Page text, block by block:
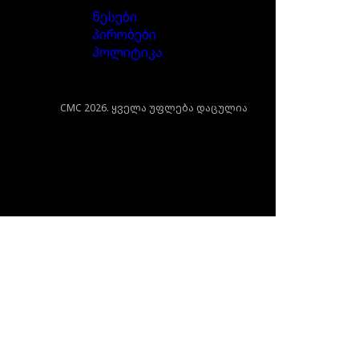
წესები
პირობები
პოლიტიკა
CMC 2026. ყველა უფლება დაცულია